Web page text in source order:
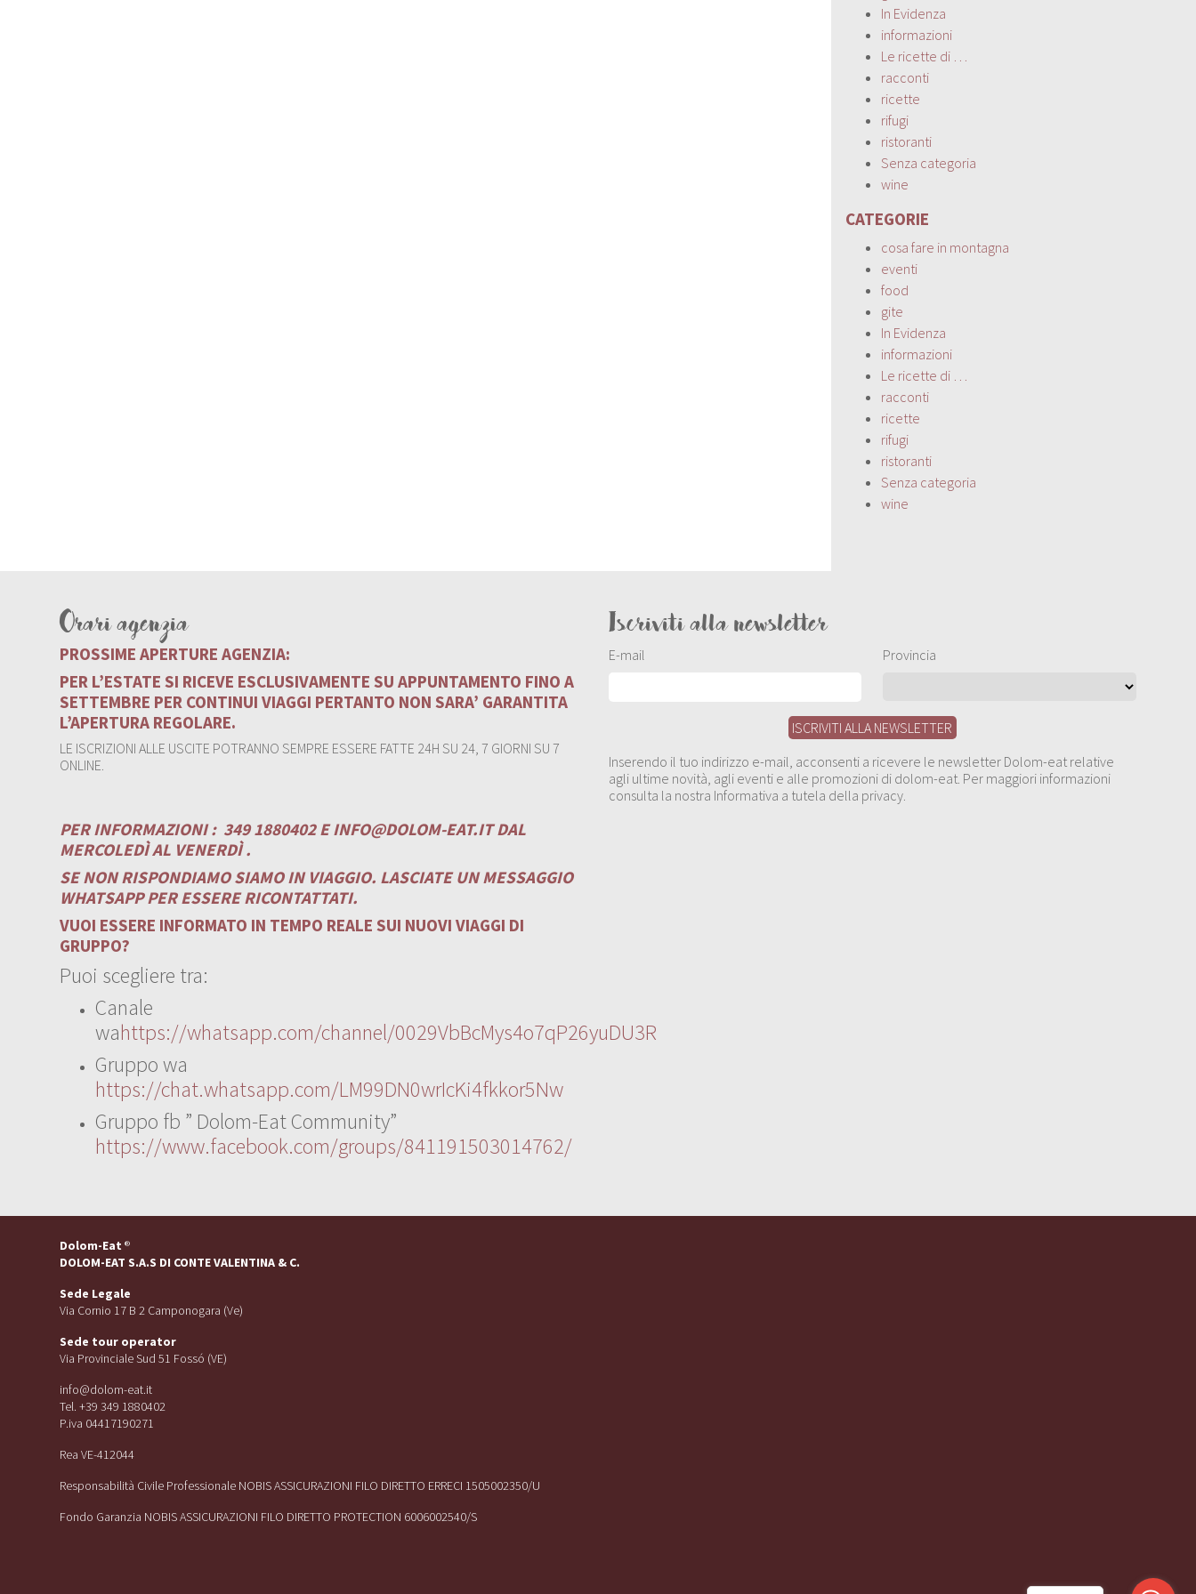
In Evidenza
informazioni
Le ricette di …
racconti
ricette
rifugi
ristoranti
Senza categoria
wine
CATEGORIE
cosa fare in montagna
eventi
food
gite
In Evidenza
informazioni
Le ricette di …
racconti
ricette
rifugi
ristoranti
Senza categoria
wine
Orari agenzia
PROSSIME APERTURE AGENZIA:
PER L’ESTATE SI RICEVE ESCLUSIVAMENTE SU APPUNTAMENTO FINO A
SETTEMBRE PER CONTINUI VIAGGI PERTANTO NON SARA’ GARANTITA
L’APERTURA REGOLARE.
LE ISCRIZIONI ALLE USCITE POTRANNO SEMPRE ESSERE FATTE 24H SU 24, 7 GIORNI SU 7
ONLINE.
PER INFORMAZIONI : 349 1880402 EINFO@DOLOM-EAT.ITDAL
MERCOLEDÌ AL VENERDÌ .
SE NON RISPONDIAMO SIAMO IN VIAGGIO. LASCIATE UN MESSAGGIO
WHATSAPP PER ESSERE RICONTATTATI.
VUOI ESSERE INFORMATO IN TEMPO REALE SUI NUOVI VIAGGI DI
GRUPPO?
Puoi scegliere tra:
Canale
wahttps://whatsapp.com/channel/0029VbBcMys4o7qP26yuDU3R
Gruppo wa
https://chat.whatsapp.com/LM99DN0wrIcKi4fkkor5Nw
Gruppo fb ” Dolom-Eat Community”
https://www.facebook.com/groups/841191503014762/
Iscriviti alla newsletter
E-mail Provincia
Inserendo il tuo indirizzo e-mail, acconsenti a ricevere le newsletter Dolom-eat relative
agli ultime novità, agli eventi e alle promozioni di dolom-eat. Per maggiori informazioni
consulta la nostra Informativa a tutela della privacy.
Dolom-Eat ®
DOLOM-EAT S.A.S DI CONTE VALENTINA & C.
Sede Legale
Via Cornio 17 B 2 Camponogara (Ve)
Sede tour operator
Via Provinciale Sud 51 Fossó (VE)
info@dolom-eat.it
Tel. +39 349 1880402
P.iva 04417190271
Rea VE-412044
Responsabilità Civile Professionale NOBIS ASSICURAZIONI FILO DIRETTO ERRECI 1505002350/U
Fondo Garanzia NOBIS ASSICURAZIONI FILO DIRETTO PROTECTION 6006002540/S